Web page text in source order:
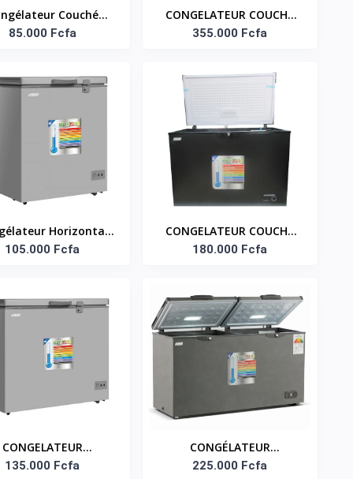
Couché
102 - 72 L - Blanc
85.000 Fcfa
CONGELATEUR COUCHE
VITRE BLANC 600 LITRES
TECHNOLOGY
355.000 Fcfa
Horizontal
SMART
105.000 Fcfa
CONGELATEUR COUCHE
SMART - 286L - NOIR
180.000 Fcfa
CONGELATEUR
- 250 L - GRIS
135.000 Fcfa
CONGÉLATEUR
HORIZONTAL 2 BATTANTS
225.000 Fcfa